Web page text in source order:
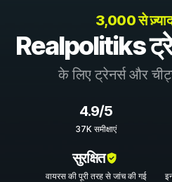
3,000 से
Realpolitiks
के लिए ट्रेनर्स और
4.9/5
37K समीक्षाएं
सुरक्षित
वायरस की पूरी तरह से जांच की गई